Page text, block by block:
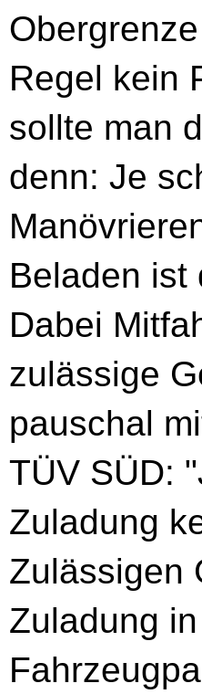
Regel kein
sollte man
denn: Je
Beladen ist
Dabei
zulässige
pauschal
TÜV SÜD:
Zuladung
Zulässigen
Zuladung